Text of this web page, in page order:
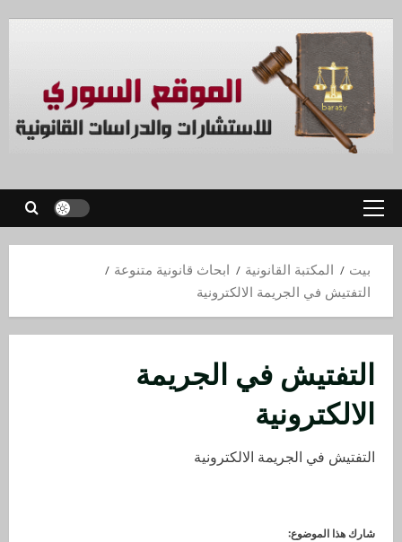
بيت المكتبة القانونية
ابحاث قانونية متنوعة
التفتيش في الجريمة الالكترونية
التفتيش في الجريمة
الالكترونية
التفتيش في الجريمة الالكترونية
شارك هذا الموضوع: